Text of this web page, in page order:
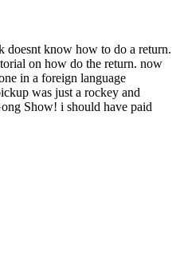
doesnt know how to do a return.
on how do the return. now
in a foreign language
was just a rockey and
Show! i should have paid